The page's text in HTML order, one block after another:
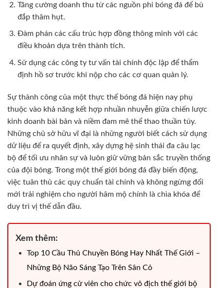
Tăng cường doanh thu từ các nguồn phi bóng đá để bù
đắp thâm hụt.
Đàm phán các cấu trúc hợp đồng thông minh với các
điều khoản dựa trên thành tích.
Sử dụng các công ty tư vấn tài chính độc lập để thẩm
định hồ sơ trước khi nộp cho các cơ quan quản lý.
Sự thành công của một thực thể bóng đá hiện nay phụ
thuộc vào khả năng kết hợp nhuần nhuyễn giữa chiến lược
kinh doanh bài bản và niềm đam mê thể thao thuần túy.
Những chủ sở hữu vĩ đại là những người biết cách sử dụng
dữ liệu để ra quyết định, xây dựng hệ sinh thái đa câu lạc
bộ để tối ưu nhân sự và luôn giữ vững bản sắc truyền thống
của đội bóng. Trong một thế giới bóng đá đầy biến động,
việc tuân thủ các quy chuẩn tài chính và không ngừng đổi
mới trải nghiệm cho người hâm mộ chính là chìa khóa để
duy trì vị thế dẫn đầu.
Xem thêm:
Top 10 Cầu Thủ Chuyền Bóng Hay Nhất Thế Giới –
Những Bộ Não Sáng Tạo Trên Sân Cỏ
Dự đoán ứng cử viên cho chức vô địch thế giới bộ